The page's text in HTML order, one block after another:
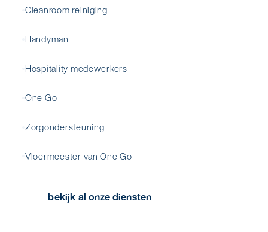
Cleanroom reiniging
Handyman
Hospitality medewerkers
One Go
Zorgondersteuning
Vloermeester van One Go
bekijk al onze diensten